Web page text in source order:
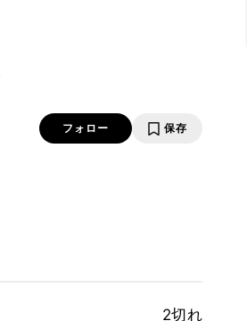
フォロー 保存
2切れ